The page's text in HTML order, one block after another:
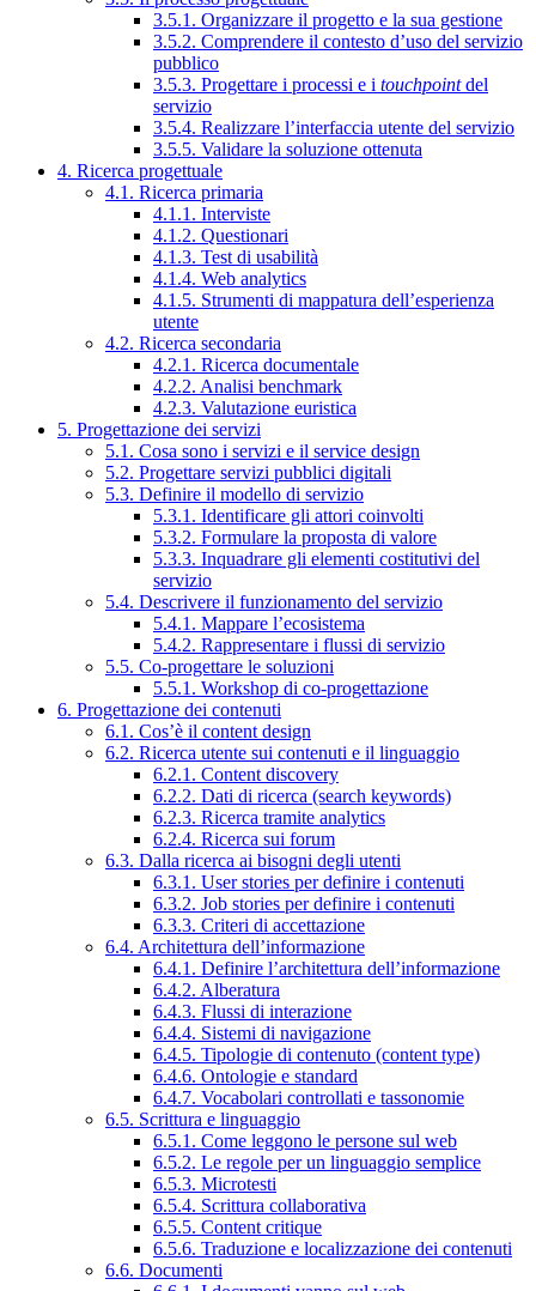
3.5.1. Organizzare il progetto e la sua gestione
3.5.2. Comprendere il contesto d’uso del servizio
pubblico
3.5.3. Progettare i processi e i touchpointdel
servizio
3.5.4. Realizzare l’interfaccia utente del servizio
3.5.5. Validare la soluzione ottenuta
4. Ricerca progettuale
4.1. Ricerca primaria
4.1.1. Interviste
4.1.2. Questionari
4.1.3. Test di usabilità
4.1.4. Web analytics
4.1.5. Strumenti di mappatura dell’esperienza
utente
4.2. Ricerca secondaria
4.2.1. Ricerca documentale
4.2.2. Analisi benchmark
4.2.3. Valutazione euristica
5. Progettazione dei servizi
5.1. Cosa sono i servizi e il service design
5.2. Progettare servizi pubblici digitali
5.3. Definire il modello di servizio
5.3.1. Identificare gli attori coinvolti
5.3.2. Formulare la proposta di valore
5.3.3. Inquadrare gli elementi costitutivi del
servizio
5.4. Descrivere il funzionamento del servizio
5.4.1. Mappare l’ecosistema
5.4.2. Rappresentare i flussi di servizio
5.5. Co-progettare le soluzioni
5.5.1. Workshop di co-progettazione
6. Progettazione dei contenuti
6.1. Cos’è il content design
6.2. Ricerca utente sui contenuti e il linguaggio
6.2.1. Content discovery
6.2.2. Dati di ricerca (search keywords)
6.2.3. Ricerca tramite analytics
6.2.4. Ricerca sui forum
6.3. Dalla ricerca ai bisogni degli utenti
6.3.1. User stories per definire i contenuti
6.3.2. Job stories per definire i contenuti
6.3.3. Criteri di accettazione
6.4. Architettura dell’informazione
6.4.1. Definire l’architettura dell’informazione
6.4.2. Alberatura
6.4.3. Flussi di interazione
6.4.4. Sistemi di navigazione
6.4.5. Tipologie di contenuto (content type)
6.4.6. Ontologie e standard
6.4.7. Vocabolari controllati e tassonomie
6.5. Scrittura e linguaggio
6.5.1. Come leggono le persone sul web
6.5.2. Le regole per un linguaggio semplice
6.5.3. Microtesti
6.5.4. Scrittura collaborativa
6.5.5. Content critique
6.5.6. Traduzione e localizzazione dei contenuti
6.6. Documenti